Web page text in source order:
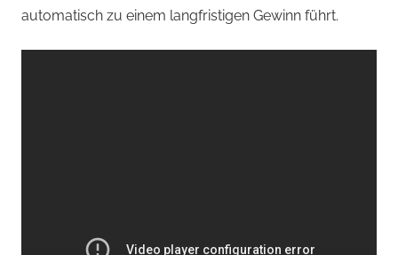
automatisch zu einem langfristigen Gewinn führt.